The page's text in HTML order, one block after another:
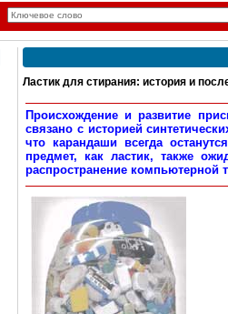
Ластик для стирания: история и
Происхождение и развитие
связано с историей
что карандаши всегда
предмет, как ластик, также
распространение компьютерной